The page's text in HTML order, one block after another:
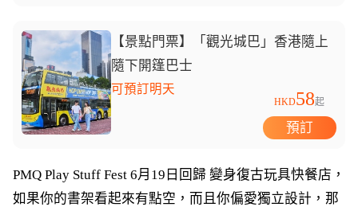
【景點門票】「觀光城巴」香港隨上
隨下開篷巴士
可預訂明天
HKD58起
預訂
PMQ Play Stuff Fest 6月19日回歸 變身復古玩具快餐店，
如果你的書架看起來有點空，而且你偏愛獨立設計，那